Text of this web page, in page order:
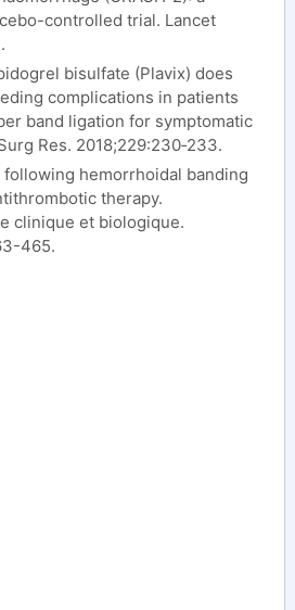
controlled trial. Lancet
bisulfate (Plavix) does
complications in patients
band ligation for symptomatic
Res. 2018;229:230‐233.
hemorrhoidal banding
therapy.
clinique et biologique.
465.